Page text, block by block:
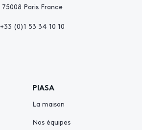
75008 Paris France
+33 (0)1 53 34 10 10
PIASA
La maison
Nos équipes